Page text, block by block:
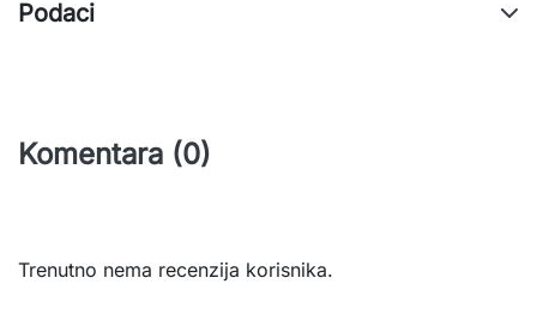
Podaci
Komentara (0)
Trenutno nema recenzija korisnika.